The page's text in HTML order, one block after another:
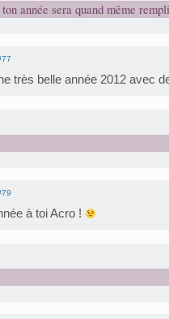
année sera quand même
très belle année 2012 avec
à toi Acro !